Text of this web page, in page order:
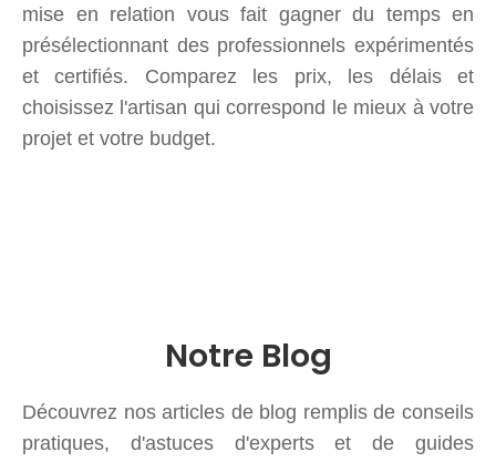
mise en relation vous fait gagner du temps en
présélectionnant des professionnels expérimentés
et certifiés. Comparez les prix, les délais et
choisissez l'artisan qui correspond le mieux à votre
projet et votre budget.
Notre Blog
Découvrez nos articles de blog remplis de conseils
pratiques, d'astuces d'experts et de guides